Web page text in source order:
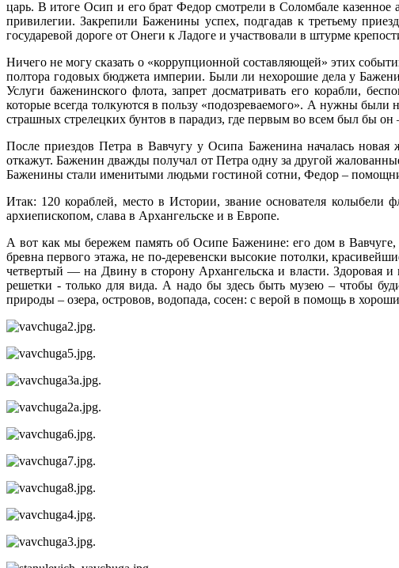
царь. В итоге Осип и его брат Федор смотрели в Соломбале
привилегии. Закрепили Баженины успех, подгадав к третьему
государевой дороге от Онеги к Ладоге и участвовали в штурме
Ничего не могу сказать о «коррупционной составляющей» этих
полтора годовых бюджета империи. Были ли нехорошие дела у
Услуги баженинского флота, запрет досматривать его корабли,
которые всегда толкуются в пользу «подозреваемого». А нужны
страшных стрелецких бунтов в парадиз, где первым во всем был бы
После приездов Петра в Вавчугу у Осипа Баженина началась
откажут. Баженин дважды получал от Петра одну за другой
Баженины стали именитыми людьми гостиной сотни, Федор –
Итак: 120 кораблей, место в Истории, звание основателя
архиепископом, слава в Архангельске и в Европе.
А вот как мы бережем память об Осипе Баженине: его дом в
бревна первого этажа, не по-деревенски высокие потолки,
четвертый — на Двину в сторону Архангельска и власти. Здоровая
решетки - только для вида. А надо бы здесь быть музею – чтобы
природы – озера, островов, водопада, сосен: с верой в помощь в
.
.
.
.
.
.
.
.
.